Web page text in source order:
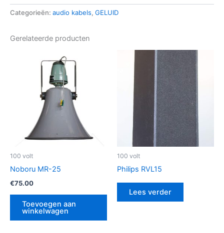
Categorieën: audio kabels, GELUID
Gerelateerde producten
100 volt
Noboru MR-25
€75.00
Toevoegen aan
winkelwagen
100 volt
Philips RVL15
Lees verder